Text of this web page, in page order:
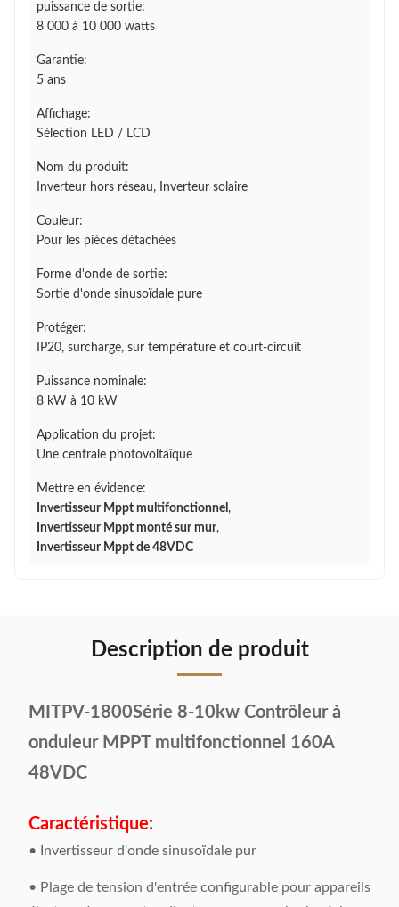
puissance de sortie:
8 000 à 10 000 watts
Garantie:
5 ans
Affichage:
Sélection LED / LCD
Nom du produit:
Inverteur hors réseau, Inverteur solaire
Couleur:
Pour les pièces détachées
Forme d'onde de sortie:
Sortie d'onde sinusoïdale pure
Protéger:
IP20, surcharge, sur température et court-circuit
Puissance nominale:
8 kW à 10 kW
Application du projet:
Une centrale photovoltaïque
Mettre en évidence:
Invertisseur Mppt multifonctionnel ,
Invertisseur Mppt monté sur mur,
Invertisseur Mppt de 48VDC
Description de produit
MITPV-1800Série 8-10kw Contrôleur à
onduleur MPPT multifonctionnel 160A
48VDC
Caractéristique:
• Invertisseur d'onde sinusoïdale pur
• Plage de tension d'entrée configurable pour appareils